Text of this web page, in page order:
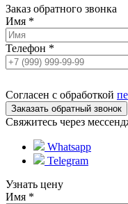
Заказ обратного звонка
Имя *
Телефон *
Согласен с обработкой
Свяжитесь через
Whatsapp
Telegram
Узнать цену
Имя *